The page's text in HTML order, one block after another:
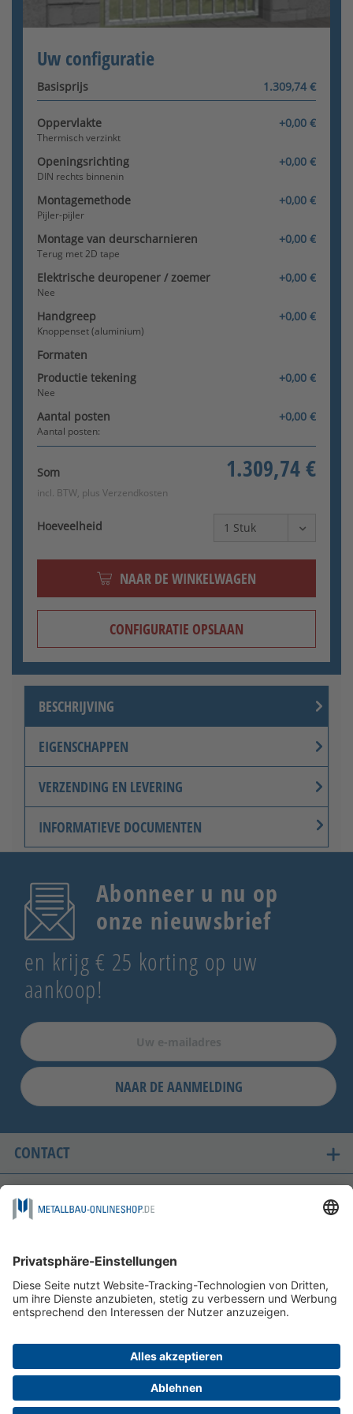
Berichten - Berichten
Klink/knop (roestvrij staal)
Knoppenset (roestvrij staal) -
Uw configuratie
Basisprijs 1.309,74 €
Oppervlakte +0,00 €
Thermisch verzinkt
Openingsrichting +0,00 €
DIN rechts binnenin
Montagemethode +0,00 €
Pijler-pijler
Montage van deurscharnieren +0,00 €
Terug met 2D tape
Elektrische deuropener / zoemer +0,00 €
Nee
Handgreep +0,00 €
Knoppenset (aluminium)
Formaten
Productie tekening
+0,00 €
Nee
Aantal posten +0,00 €
Aantal posten:
Som 1.309,74 €
incl. BTW, plus Verzendkosten
Hoeveelheid
NAAR DE WINKELWAGEN
CONFIGURATIE OPSLAAN
Configurator wordt geladen
BESCHRIJVING
EIGENSCHAPPEN
VERZENDING EN LEVERING
INFORMATIEVE DOCUMENTEN
Abonneer u nu op
onze nieuwsbrief
en krijg € 25 korting op uw
aankoop!
NAAR DE AANMELDING
CONTACT
ONZE LANDEN VAN LEVERING
FOLGEN SIE UNS AUF
BETAALMOGELIJKHEDEN
HELP EN SERVICE